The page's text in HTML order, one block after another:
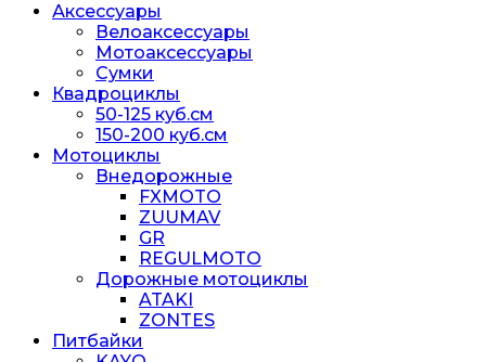
Аксессуары
Велоаксессуары
Мотоаксессуары
Сумки
Квадроциклы
50-125 куб.см
150-200 куб.см
Мотоциклы
Внедорожные
FXMOTO
ZUUMAV
GR
REGULMOTO
Дорожные мотоциклы
ATAKI
ZONTES
Питбайки